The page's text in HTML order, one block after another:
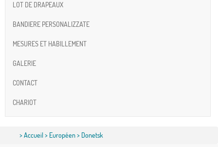
LOT DE DRAPEAUX
BANDIERE PERSONALIZZATE
MESURES ET HABILLEMENT
GALERIE
CONTACT
CHARIOT
>Accueil> Européen> Donetsk